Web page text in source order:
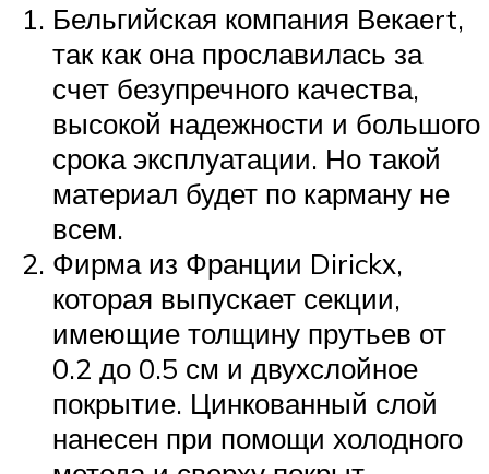
Бельгийская компания Векаеrt,
так как она прославилась за
счет безупречного качества,
высокой надежности и большого
срока эксплуатации. Но такой
материал будет по карману не
всем.
Фирма из Франции Dirickх,
которая выпускает секции,
имеющие толщину прутьев от
0.2 до 0.5 см и двухслойное
покрытие. Цинкованный слой
нанесен при помощи холодного